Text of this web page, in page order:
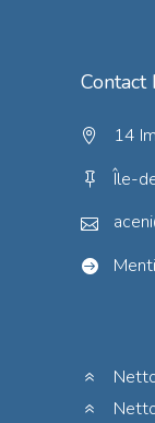
Contact
14
Île-